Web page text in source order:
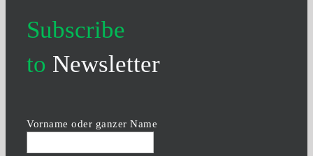
Subscribe
to Newsletter
Vorname oder ganzer Name